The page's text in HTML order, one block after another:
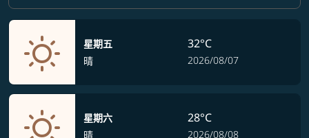
星期五
晴
32°C
2026/08/07
星期六
晴
28°C
2026/08/08